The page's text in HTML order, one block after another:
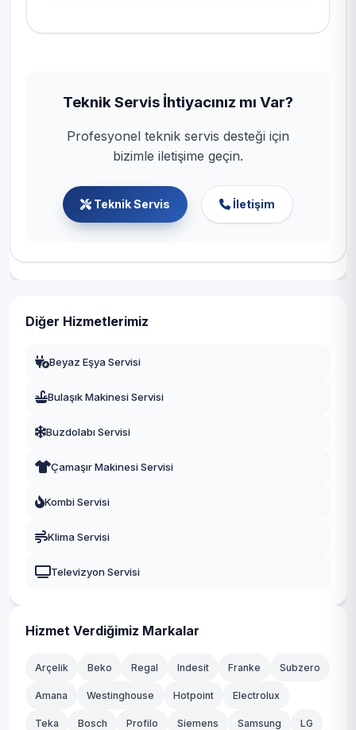
Teknik Servis İhtiyacınız mı Var?
Profesyonel teknik servis desteği için
bizimle iletişime geçin.
Teknik Servis İletişim
Diğer Hizmetlerimiz
Beyaz Eşya Servisi
Bulaşık Makinesi Servisi
Buzdolabı Servisi
Çamaşır Makinesi Servisi
Kombi Servisi
Klima Servisi
Televizyon Servisi
Hizmet Verdiğimiz Markalar
Arçelik Beko Regal Indesit Franke Subzero
Amana Westinghouse Hotpoint Electrolux
Teka Bosch Profilo Siemens Samsung LG